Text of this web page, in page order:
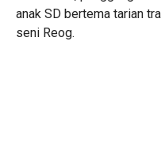
anak SD bertema tarian
seni Reog.